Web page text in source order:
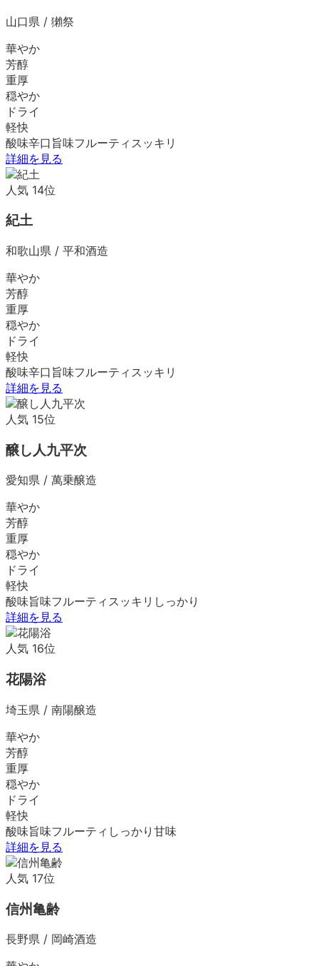
山口県 / 獺祭
華やか
芳醇
重厚
穏やか
ドライ
軽快
酸味辛口 旨味フルーティ スッキリ
詳細を見る
人気 14位
紀土
和歌山県 / 平和酒造
華やか
芳醇
重厚
穏やか
ドライ
軽快
酸味辛口 旨味フルーティ スッキリ
詳細を見る
人気 15位
醸し人九平次
愛知県 / 萬乗醸造
華やか
芳醇
重厚
穏やか
ドライ
軽快
酸味旨味フルーティ スッキリ しっかり
詳細を見る
人気 16位
花陽浴
埼玉県 / 南陽醸造
華やか
芳醇
重厚
穏やか
ドライ
軽快
酸味旨味フルーティ しっかり 甘味
詳細を見る
人気 17位
信州亀齢
長野県 / 岡崎酒造